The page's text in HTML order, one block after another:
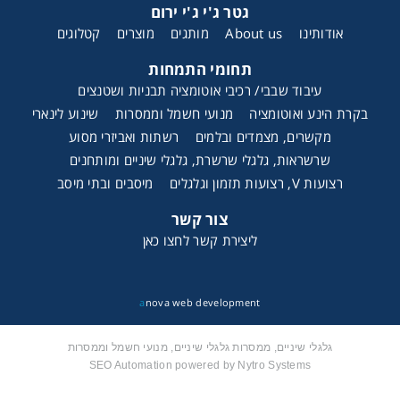
גטר ג'י ג'י ירום
אודותינו About us מותגים מוצרים קטלוגים
תחומי התמחות
עיבוד שבבי/ רכיבי אוטומציה תבניות ושטנצים
בקרת הינע ואוטומציה
מנועי חשמל וממסרות
שינוע לינארי
מקשרים, מצמדים ובלמים
רשתות ואביזרי מסוע
שרשראות, גלגלי שרשרת, גלגלי שיניים ומותחנים
רצועות V, רצועות תזמון וגלגלים
מיסבים ובתי מיסב
צור קשר
ליצירת קשר לחצו כאן
a nova web development
גלגלי שיניים, ממסרות גלגלי שיניים, מנועי חשמל וממסרות
SEO Automation powered by Nytro Systems